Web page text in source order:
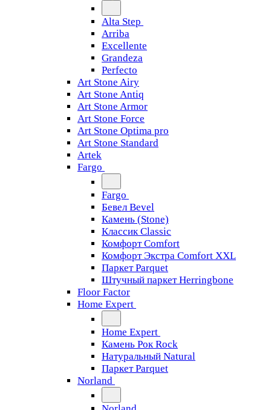
Alta Step
Arriba
Excellente
Grandeza
Perfecto
Art Stone Airy
Art Stone Antiq
Art Stone Armor
Art Stone Force
Art Stone Optima pro
Art Stone Standard
Artek
Fargo
Fargo
Бевел Bevel
Камень (Stone)
Классик Classic
Комфорт Comfort
Комфорт Экстра Comfort XXL
Паркет Parquet
Штучный паркет Herringbone
Floor Factor
Home Expert
Home Expert
Камень Рок Rock
Натуральный Natural
Паркет Parquet
Norland